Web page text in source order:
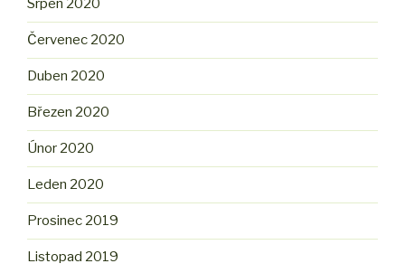
Srpen 2020
Červenec 2020
Duben 2020
Březen 2020
Únor 2020
Leden 2020
Prosinec 2019
Listopad 2019